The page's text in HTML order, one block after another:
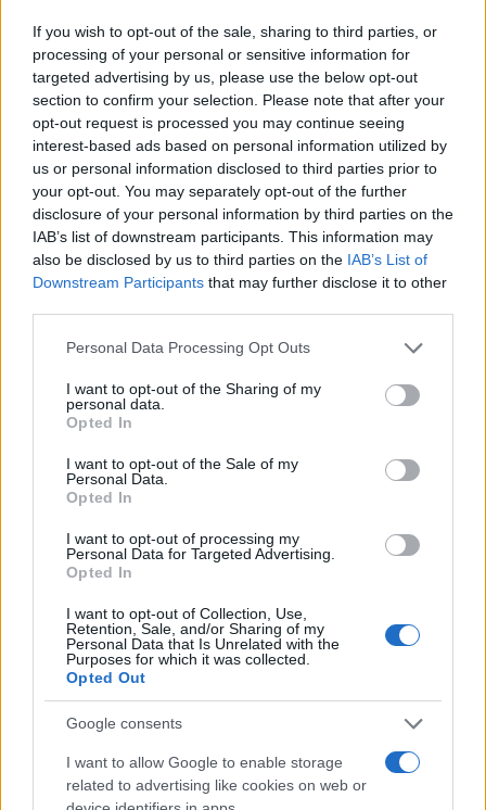
If you wish to opt-out of the sale, sharing to third parties, or
processing of your personal or sensitive information for
targeted advertising by us, please use the below opt-out
section to confirm your selection. Please note that after your
opt-out request is processed you may continue seeing
interest-based ads based on personal information utilized by
us or personal information disclosed to third parties prior to
your opt-out. You may separately opt-out of the further
disclosure of your personal information by third parties on the
IAB’s list of downstream participants. This information may
also be disclosed by us to third parties on the IAB’s List of
Downstream Participants that may further disclose it to other
Please note that this website/app uses one or more Google
not limited to your visit or usage behaviour. You may click to
grant or deny consent to Google and its third-party tags to
use your data for below specified purposes in below Google
consent section.
Personal Data Processing Opt Outs
I want to opt-out of the Sharing of my
personal data.
Opted In
I want to opt-out of the Sale of my
Personal Data.
Opted In
I want to opt-out of processing my
Personal Data for Targeted Advertising.
Opted In
I want to opt-out of Collection, Use,
Retention, Sale, and/or Sharing of my
Personal Data that Is Unrelated with the
Purposes for which it was collected.
Opted Out
Google consents
I want to allow Google to enable storage
related to advertising like cookies on web or
Come abbinare le scarpe arancioni: consigli e
ispirazioni per l’estate 2026
Beatrice Bonaventura · 7 Ago 2026
LIFESTYLE
Zalando Visionary Award: INSTITUTION di Galib
Gassanoff vince a Copenhagen
Cristian Castiglioni · 7 Ago 2026
OFFERTE&CONSIGLI